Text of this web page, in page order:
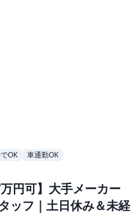
OK 車通勤OK
円可】大手メーカー
ッフ｜土日休み＆未経